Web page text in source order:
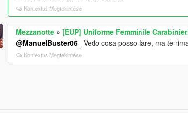
Kontextus Megtekintése
Mezzanotte » [EUP] Uniforme Femminile Carabinieri
@ManuelBuster06_ Vedo cosa posso fare, ma te
Kontextus Megtekintése